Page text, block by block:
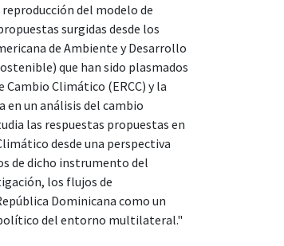
del modelo de
surgidas desde los
de Ambiente y Desarrollo
que han sido plasmados
Climático (ERCC) y la
en un análisis del cambio
las respuestas propuestas en
desde una perspectiva
de dicho instrumento del
los flujos de
Dominicana como un
del entorno multilateral."